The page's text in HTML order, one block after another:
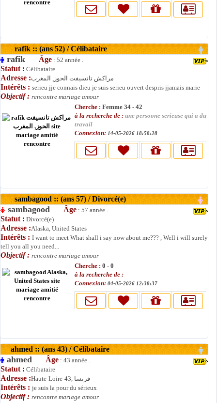
rafik :: (ans 52) / Célibataire
rafik Âge : 52 année .
Statut : Célibataire
Adresse :مراكش تانسيفت الحوز, المغرب
Intérêts : serieu jje connais dieu je suis serieu ouvert despris jjamais marie
Objectif : rencontre mariage amour
Cherche : Femme 34 - 42
à la recherche de : une persoone serieuse qui a du
travail
Connexion: 14-05-2026 18:58:28
sambagood :: (ans 57) / Divorcé(e)
sambagood Âge : 57 année .
Statut : Divorcé(e)
Adresse :Alaska, United States
Intérêts : I want to meet What shall i say now about me??? , Well i will surely
tell you all you need...
Objectif : rencontre mariage amour
Cherche : 0 - 0
à la recherche de :
Connexion: 04-05-2026 12:38:37
ahmed :: (ans 43) / Célibataire
ahmed Âge : 43 année .
Statut : Célibataire
Adresse : Haute-Loire-43, فرنسا
Intérêts : je suis la pour du sérieux
Objectif : rencontre mariage amour